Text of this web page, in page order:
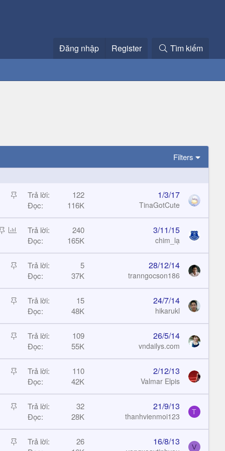
Đăng nhập Register Tìm kiếm
Filters
S
i
Trả lời
122
Đọc
116K
1/3/17
TinaGotCute
S
i
l
l
Trả lời
240
Đọc
165K
3/11/15
chim_lạ
S
i
c
Trả lời
5
Đọc
37K
28/12/14
tranngocson186
S
i
c
Trả lời
15
Đọc
48K
24/7/14
hikarukl
S
i
c
Trả lời
109
Đọc
55K
26/5/14
vndailys.com
S
i
c
Trả lời
110
Đọc
42K
2/12/13
Valmar Elpis
S
i
c
Trả lời
32
Đọc
28K
21/9/13
thanhvienmoi123 T
S
Trả lời
26
16/8/13 V